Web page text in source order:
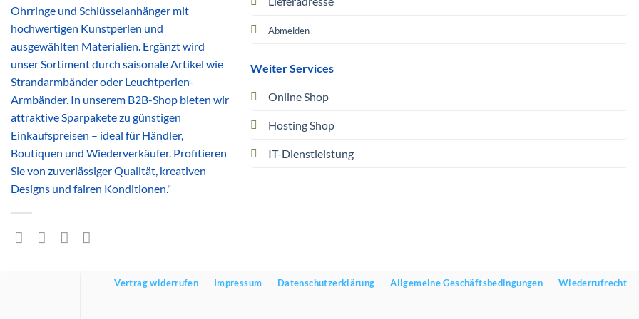
Ohrringe und Schlüsselanhänger mit
hochwertigen Kunstperlen und
ausgewählten Materialien. Ergänzt wird
unser Sortiment durch saisonale Artikel wie
Strandarmbänder oder Leuchtperlen-
Armbänder. In unserem B2B-Shop bieten wir
attraktive Sparpakete zu günstigen
Einkaufspreisen – ideal für Händler,
Boutiquen und Wiederverkäufer. Profitieren
Sie von zuverlässiger Qualität, kreativen
Designs und fairen Konditionen."
Abmelden
Weiter Services
Online Shop
Hosting Shop
IT-Dienstleistung
Vertrag widerrufen Impressum Datenschutzerklärung Allgemeine Geschäftsbedingungen Wiederrufrecht